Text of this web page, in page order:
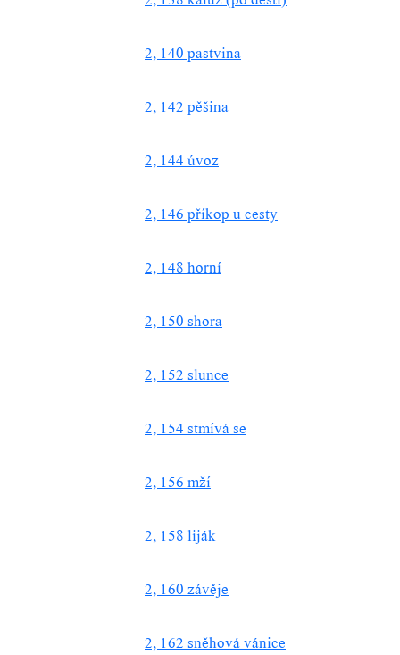
2, 140 pastvina
2, 142 pěšina
2, 144 úvoz
2, 146 příkop u cesty
2, 148 horní
2, 150 shora
2, 152 slunce
2, 154 stmívá se
2, 156 mží
2, 158 liják
2, 160 závěje
2, 162 sněhová vánice